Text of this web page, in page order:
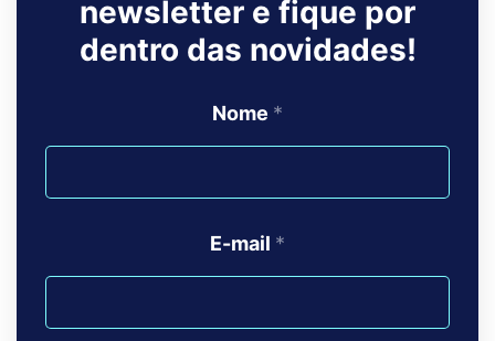
newsletter e fique por
dentro das novidades!
Nome *
E-mail *